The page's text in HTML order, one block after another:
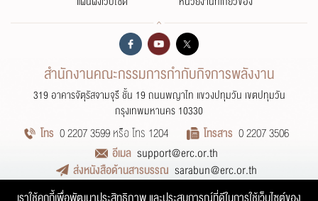
สำนักงานคณะกรรมการกำกับกิจการพลังงาน
319 อาคารจัตุรัสจามจุรี ชั้น 19 ถนนพญาไท แขวงปทุมวัน เขตปทุมวัน
กรุงเทพมหานคร 10330
โทร 0 2207 3599 หรือ โทร 1204 โทรสาร 0 2207 3506
อีเมล support@erc.or.th
ส่งหนังสือด้านสารบรรณ sarabun@erc.or.th
การปฏิเสธความรับผิดชอบ นโยบายเว็บไซต์ นโยบายการคุ้มครองข้อมูลส่วนบุคคล